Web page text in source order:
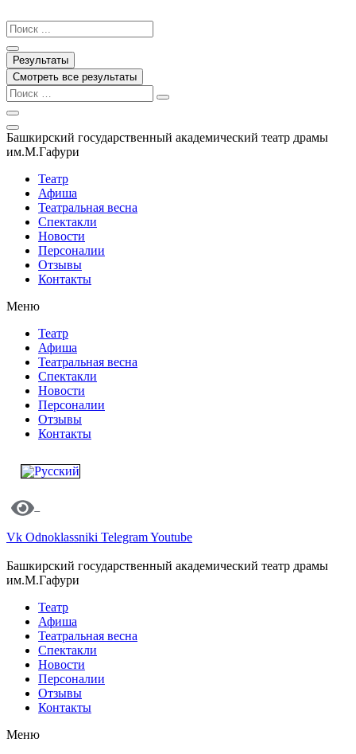
к
содержимому
Search
...
Результаты
Смотреть все результаты
Башкирский государственный академический театр драмы
им.М.Гафури
Театр
Афиша
Театральная весна
Спектакли
Новости
Персоналии
Отзывы
Контакты
Меню
Театр
Афиша
Театральная весна
Спектакли
Новости
Персоналии
Отзывы
Контакты
Vk Odnoklassniki TelegramYoutube
Башкирский государственный академический театр драмы
им.М.Гафури
Театр
Афиша
Театральная весна
Спектакли
Новости
Персоналии
Отзывы
Контакты
Меню